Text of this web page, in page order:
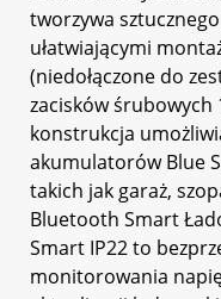
tworzywa
ułatwiającymi
(niedołączone do
zacisków śrubowych
konstrukcja
akumulatorów Blue
takich jak garaż,
Bluetooth Smart
Smart IP22 to
monitorowania